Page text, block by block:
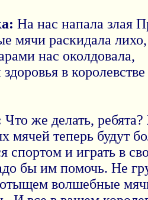
На нас напала злая
мячи раскидала лихо,
нас околдовала,
в
Что же делать,
мячей теперь будут
спортом и играть в
бы им помочь. Не
волшебные